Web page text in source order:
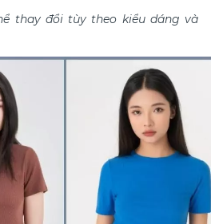
thay đổi tùy theo kiểu dáng và